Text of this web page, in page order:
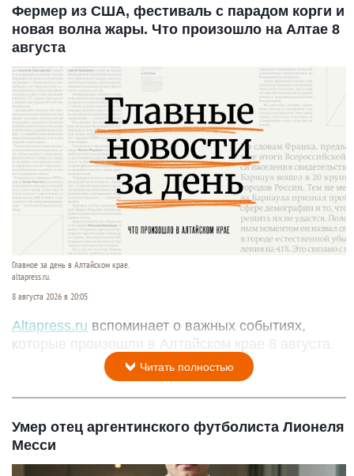
Фермер из США, фестиваль с парадом корги и
новая волна жары. Что произошло на Алтае 8
августа
Главное за день в Алтайском крае.
altapress.ru.
8 августа 2026 в 20:05
Altapress.ru вспоминает о важных событиях,
которые произошли в Алтайском крае 8 августа.
Читать полностью
Умер отец аргентинского футболиста Лионеля
Месси